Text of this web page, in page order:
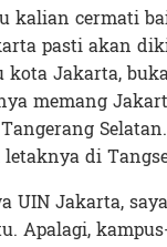
kalian cermati
pasti akan
Jakarta,
memang
di
UIN Jakarta,
Apalagi,